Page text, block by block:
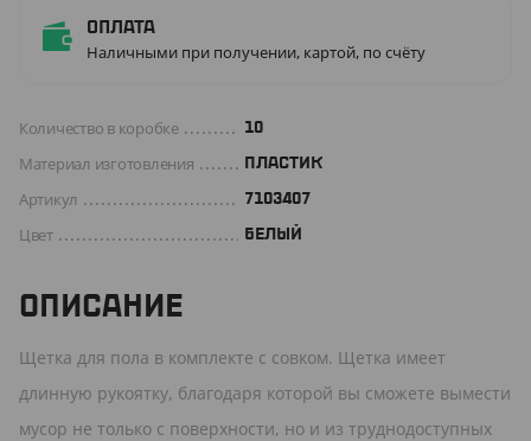
Оплата
Наличными при получении, картой, по счёту
Количество в коробке 10
Материал изготовления ПЛАСТИК
Артикул 7103407
Цвет БЕЛЫЙ
ОПИСАНИЕ
Щетка для пола в комплекте с совком. Щетка имеет
длинную рукоятку, благодаря которой вы сможете вымести
мусор не только с поверхности, но и из труднодоступных